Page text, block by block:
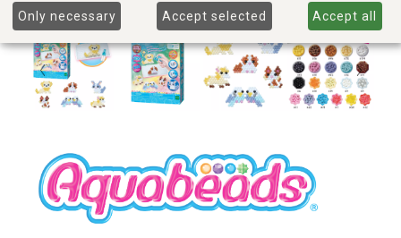
Only necessary Accept selected Accept all